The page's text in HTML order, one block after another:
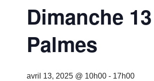
Dimanche
Palmes
avril 13, 2025 @ 10h00- 17h00